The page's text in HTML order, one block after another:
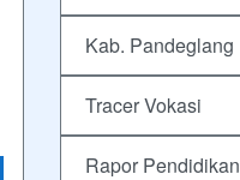
Kab. Pandeglang
Tracer Vokasi
Rapor Pendidikan